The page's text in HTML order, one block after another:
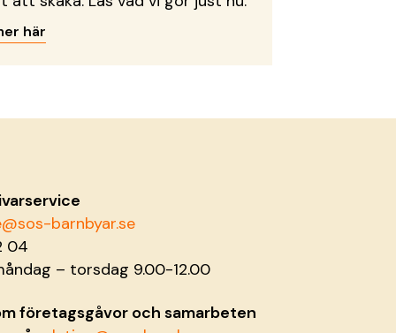
här
barnbyar.se
04
– torsdag 9.00-12.00
företagsgåvor och samarbeten